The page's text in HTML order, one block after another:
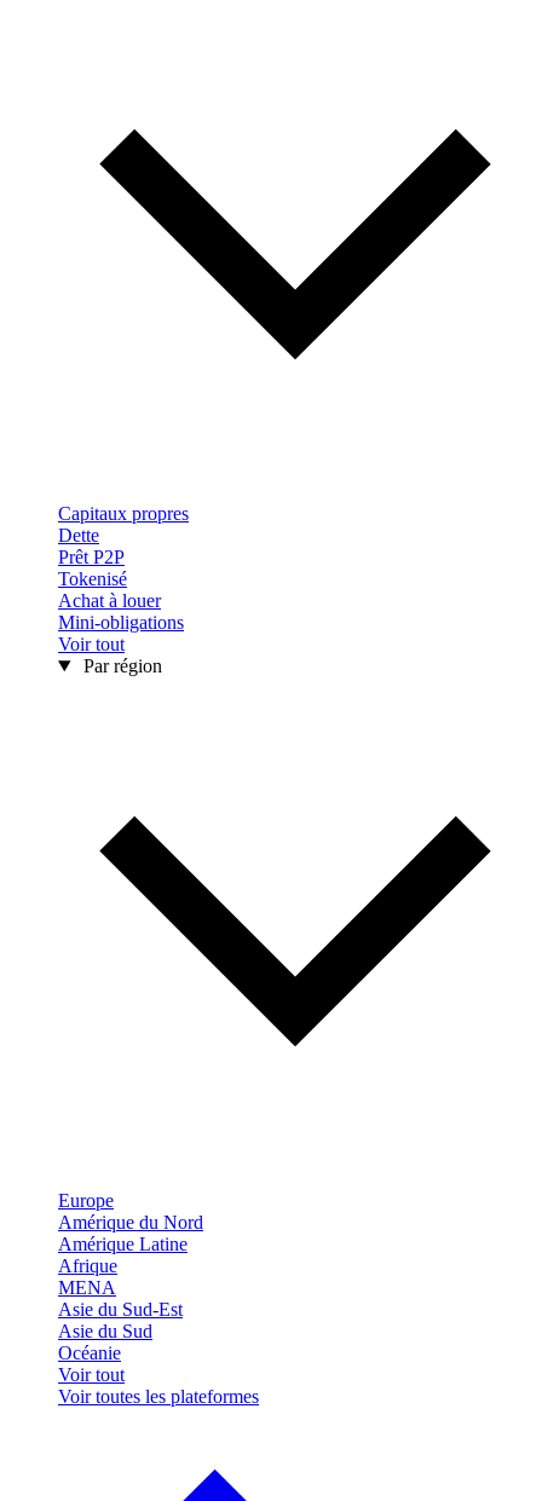
Capitaux propres
Dette
Prêt P2P
Tokenisé
Achat à louer
Mini-obligations
Voir tout
Par région
Europe
Amérique du Nord
Amérique Latine
Afrique
MENA
Asie du Sud-Est
Asie du Sud
Océanie
Voir tout
Voir toutes les plateformes